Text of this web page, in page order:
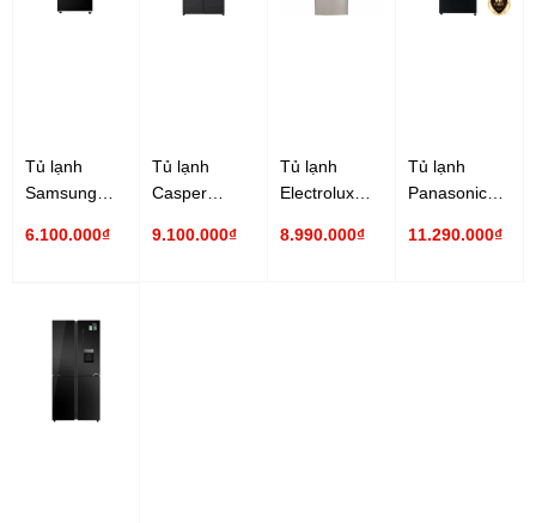
Tủ lạnh
Samsung
lít
6.100.000₫
Tủ lạnh
Casper
lít RM-430PB
9.100.000₫
Tủ lạnh
Electrolux
lít
8.990.000₫
Tủ lạnh
Panasonic
lít NR-
11.290.000₫